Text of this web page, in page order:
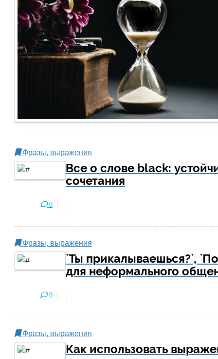
Фразы, выражения
Все о слове black:
сочетания
0
Фразы, выражения
`Ты прикалываешься?`,
для неформального
0
Фразы, выражения
Как использовать